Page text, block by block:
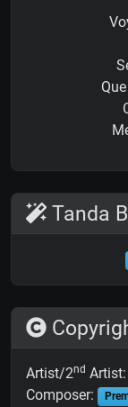
Tanda
Artist/2nd Artist:
Composer: